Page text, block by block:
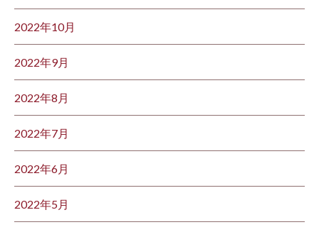
2022年10月
2022年9月
2022年8月
2022年7月
2022年6月
2022年5月